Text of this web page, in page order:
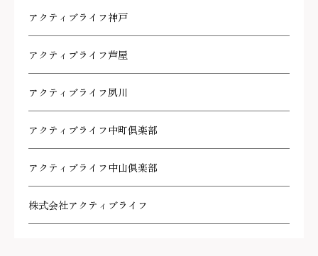
アクティブライフ神戸
アクティブライフ芦屋
アクティブライフ夙川
アクティブライフ中町倶楽部
アクティブライフ中山倶楽部
株式会社アクティブライフ